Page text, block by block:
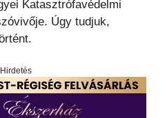
Katasztrófavédelmi
Úgy tudjuk,